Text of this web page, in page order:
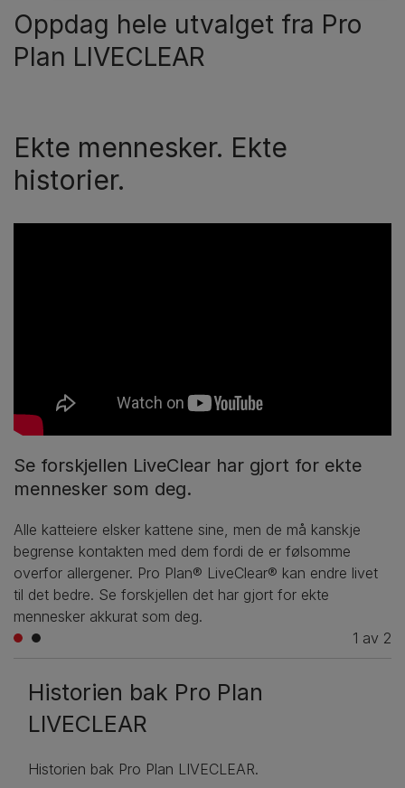
Oppdag hele utvalget fra Pro
Plan LIVECLEAR
Ekte mennesker. Ekte
historier.
Se forskjellen LiveClear har gjort for ekte
mennesker som deg.
Alle katteiere elsker kattene sine, men de må kanskje
begrense kontakten med dem fordi de er følsomme
overfor allergener. Pro Plan® LiveClear® kan endre livet
til det bedre. Se forskjellen det har gjort for ekte
mennesker akkurat som deg.
1 av 2
Historien bak Pro Plan
LIVECLEAR
Historien bak Pro Plan LIVECLEAR.